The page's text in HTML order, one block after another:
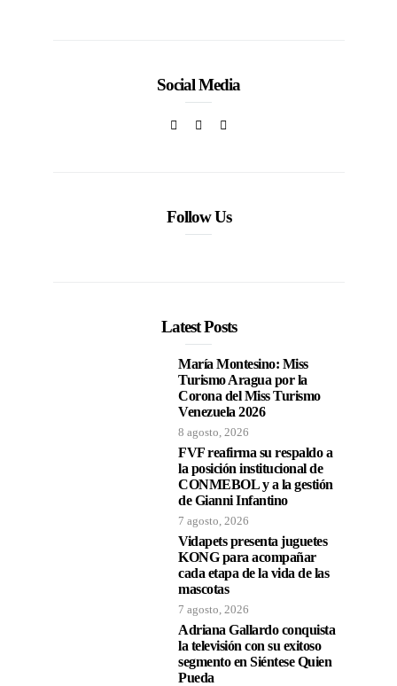
Social Media
Follow Us
Latest Posts
María Montesino: Miss
Turismo Aragua por la
Corona del Miss Turismo
Venezuela 2026
8 agosto, 2026
FVF reafirma su respaldo a
la posición institucional de
CONMEBOL y a la gestión
de Gianni Infantino
7 agosto, 2026
Vidapets presenta juguetes
KONG para acompañar
cada etapa de la vida de las
mascotas
7 agosto, 2026
Adriana Gallardo conquista
la televisión con su exitoso
segmento en Siéntese Quien
Pueda